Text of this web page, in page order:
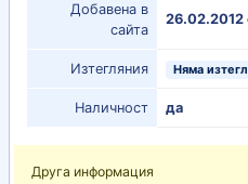
Добавена в
сайта
26.02.2012
Изтегляния Няма
Наличност да
Друга информация